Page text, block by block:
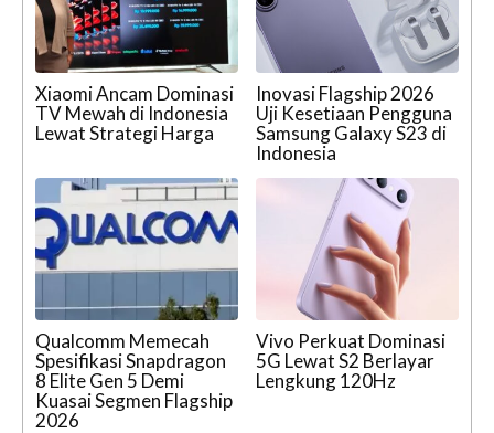
Xiaomi Ancam Dominasi
TV Mewah di Indonesia
Lewat Strategi Harga
Inovasi Flagship 2026
Uji Kesetiaan Pengguna
Samsung Galaxy S23 di
Indonesia
Qualcomm Memecah
Spesifikasi Snapdragon
8 Elite Gen 5 Demi
Kuasai Segmen Flagship
2026
Vivo Perkuat Dominasi
5G Lewat S2 Berlayar
Lengkung 120Hz